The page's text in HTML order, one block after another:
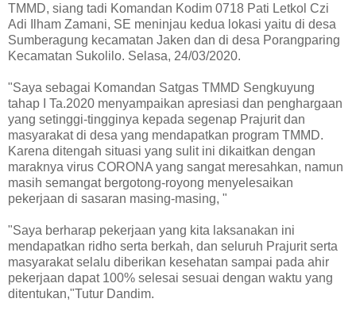
TMMD, siang tadi Komandan Kodim 0718 Pati Letkol Czi
Adi Ilham Zamani, SE meninjau kedua lokasi yaitu di desa
Sumberagung kecamatan Jaken dan di desa Porangparing
Kecamatan Sukolilo. Selasa, 24/03/2020.
"Saya sebagai Komandan Satgas TMMD Sengkuyung
tahap I Ta.2020 menyampaikan apresiasi dan penghargaan
yang setinggi-tingginya kepada segenap Prajurit dan
masyarakat di desa yang mendapatkan program TMMD.
Karena ditengah situasi yang sulit ini dikaitkan dengan
maraknya virus CORONA yang sangat meresahkan, namun
masih semangat bergotong-royong menyelesaikan
pekerjaan di sasaran masing-masing, "
"Saya berharap pekerjaan yang kita laksanakan ini
mendapatkan ridho serta berkah, dan seluruh Prajurit serta
masyarakat selalu diberikan kesehatan sampai pada ahir
pekerjaan dapat 100% selesai sesuai dengan waktu yang
ditentukan,"Tutur Dandim.